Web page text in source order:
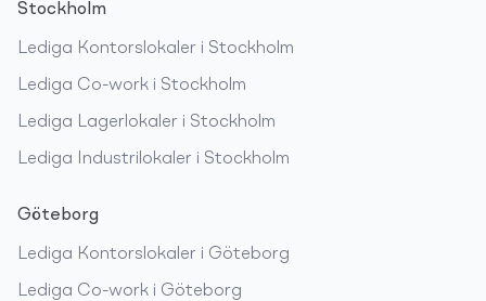
Stockholm
Lediga Kontorslokaler i Stockholm
Lediga Co-work i Stockholm
Lediga Lagerlokaler i Stockholm
Lediga Industrilokaler i Stockholm
Göteborg
Lediga Kontorslokaler i Göteborg
Lediga Co-work i Göteborg